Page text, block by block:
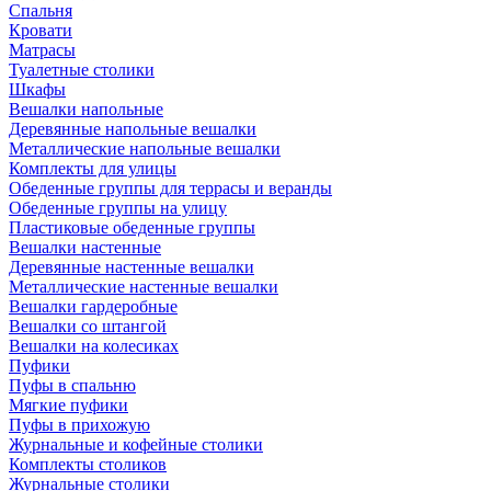
Спальня
Кровати
Матрасы
Туалетные столики
Шкафы
Вешалки напольные
Деревянные напольные вешалки
Металлические напольные вешалки
Комплекты для улицы
Обеденные группы для террасы и веранды
Обеденные группы на улицу
Пластиковые обеденные группы
Вешалки настенные
Деревянные настенные вешалки
Металлические настенные вешалки
Вешалки гардеробные
Вешалки со штангой
Вешалки на колесиках
Пуфики
Пуфы в спальню
Мягкие пуфики
Пуфы в прихожую
Журнальные и кофейные столики
Комплекты столиков
Журнальные столики